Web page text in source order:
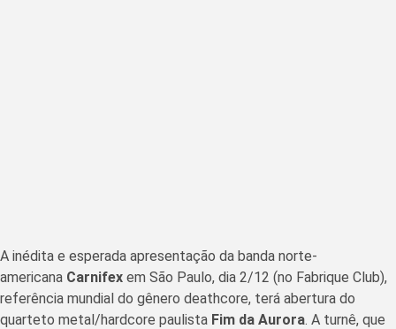
A inédita e esperada apresentação da banda norte-
americana Carnifex em São Paulo, dia 2/12 (no Fabrique Club),
referência mundial do gênero deathcore, terá abertura do
quarteto metal/hardcore paulista Fim da Aurora. A turnê, que